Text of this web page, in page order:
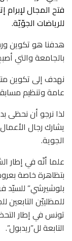
فتح المجال
للرياضات الجوّيّة.
هدفنا هو تكوين
بالجامعة والتي
نهدف إلى تكوين
عامة وتنظيم
لذا نرجو أن نحظى
يشارك رجال
الجوية.
علما أنّه في إطار
بتظاهرة خاصة
بلوشيرشي” للسيّد
للمظلييّن
تونس في إطار
التابعة لل”ريدبول”.